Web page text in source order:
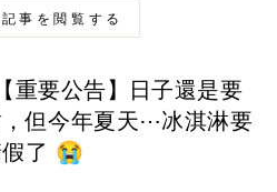
事を閲覧する
重要公告】日子還是要
，但今年夏天⋯冰淇淋要
假了 😭